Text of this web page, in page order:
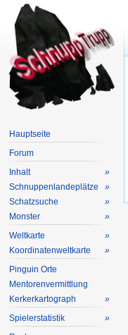
Hauptseite
Forum
Inhalt
»
Schnuppenlandeplätze
»
Schatzsuche
»
Monster
»
Weltkarte
»
Koordinatenweltkarte
»
Pinguin Orte
Mentorenvermittlung
Kerkerkartograph
»
Spielerstatistik
»